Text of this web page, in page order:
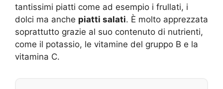
tantissimi piatti come ad esempio i frullati, i
dolci ma anche piatti salati. È molto apprezzata
soprattutto grazie al suo contenuto di nutrienti,
come il potassio, le vitamine del gruppo B e la
vitamina C.